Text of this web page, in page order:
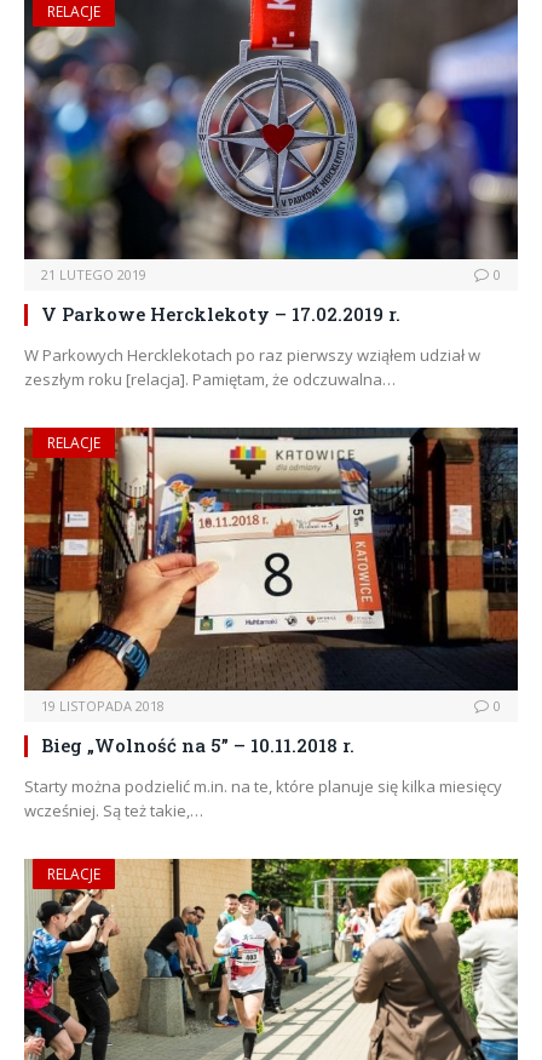
RELACJE
21 LUTEGO 2019 0
V Parkowe Hercklekoty – 17.02.2019 r.
W Parkowych Hercklekotach po raz pierwszy wziąłem udział w
zeszłym roku [relacja]. Pamiętam, że odczuwalna…
RELACJE
19 LISTOPADA 2018 0
Bieg „Wolność na 5” – 10.11.2018 r.
Starty można podzielić m.in. na te, które planuje się kilka miesięcy
wcześniej. Są też takie,…
RELACJE